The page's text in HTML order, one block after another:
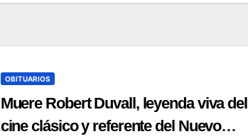
OBITUARIOS
Muere Robert Duvall, leyenda viva del
cine clásico y referente del Nuevo